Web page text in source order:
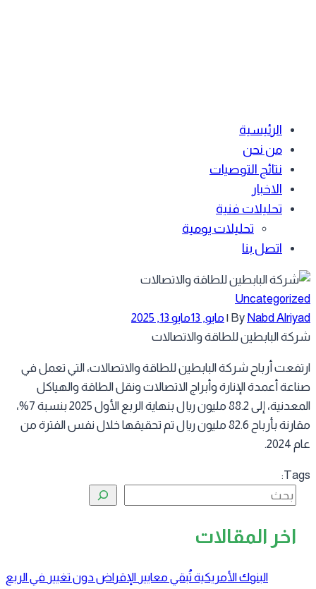
الرئيسية
من نحن
نتائج التوصيات
الاخبار
تحليلات فنية
تحليلات يومية
اتصل بنا
ByNabd
|مايو, 13
مايو 13, 2025
البابطين للطاقة والاتصالات
أرباح شركة البابطين للطاقة والاتصالات، التي تعمل في
أعمدة الإنارة وأبراج الاتصالات ونقل الطاقة والهياكل
المعدنية، إلى 88.2 مليون ريال بنهاية الربع الأول 2025 بنسبة 7%،
مقارنة بأرباح 82.6 مليون ريال تم تحقيقها خلال نفس الفترة من
البحث
اخر المقالات
البنوك الأمريكية تُبقي معايير الإقراض دون تغيير في الربع